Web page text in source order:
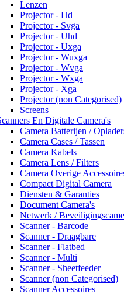
Lenzen
Projector - Hd
Projector - Svga
Projector - Uhd
Projector - Uxga
Projector - Wuxga
Projector - Wvga
Projector - Wxga
Projector - Xga
Projector (non Categorised)
Screens
En Digitale Camera's
Camera Batterijen /
Camera Cases / Tassen
Camera Kabels
Camera Lens / Filters
Camera Overige
Compact Digital Camera
Diensten & Garanties
Document Camera's
Netwerk /
Scanner - Barcode
Scanner - Draagbare
Scanner - Flatbed
Scanner - Multi
Scanner - Sheetfeeder
Scanner (non Categorised)
Scanner Accessoires